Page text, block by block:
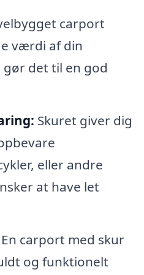
carport
værdi af din
det til en god
Skuret giver dig
eller andre
at have let
En carport med skur
og funktionelt